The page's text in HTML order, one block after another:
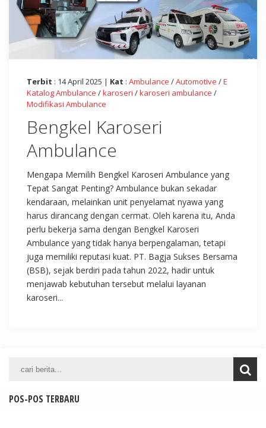
Terbit : 14 April 2025 | Kat : Ambulance /Automotive /E
Katalog Ambulance /karoseri /karoseri ambulance /
Modifikasi Ambulance
Bengkel Karoseri
Ambulance
Mengapa Memilih Bengkel Karoseri Ambulance yang
Tepat Sangat Penting? Ambulance bukan sekadar
kendaraan, melainkan unit penyelamat nyawa yang
harus dirancang dengan cermat. Oleh karena itu, Anda
perlu bekerja sama dengan Bengkel Karoseri
Ambulance yang tidak hanya berpengalaman, tetapi
juga memiliki reputasi kuat. PT. Bagja Sukses Bersama
(BSB), sejak berdiri pada tahun 2022, hadir untuk
menjawab kebutuhan tersebut melalui layanan
karoseri...
POS-POS TERBARU